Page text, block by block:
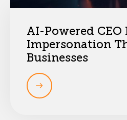
AI-Powered CEO
Impersonation
Businesses